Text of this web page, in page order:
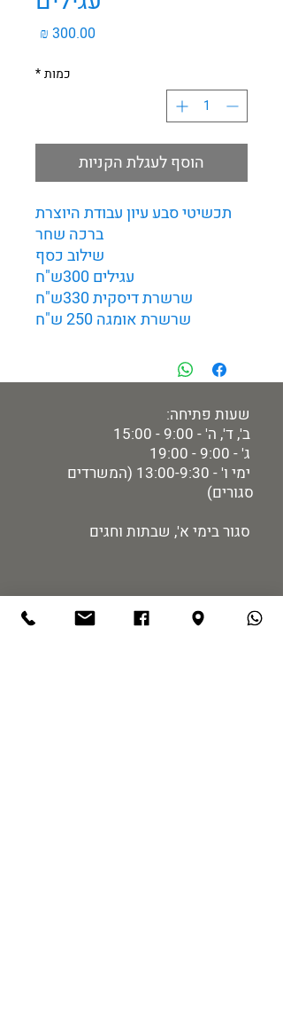
כמות*
הוסף לעגלת הקניות
תכשיטי סבע עיון עבודת היוצרת
ברכה שחר
שילוב כסף
עגילים 300ש"ח
שרשרת דיסקית 330ש"ח
שרשרת אומגה 250 ש"ח
שעות פתיחה:
ב', ד', ה' - 9:00 - 15:00
ג' - 9:00 - 19:00
ימי ו' - 13:00-9:30 (המשרדים
סגורים)
סגור בימי א', שבתות וחגים
מידע למבקר:
רכישת כרטיסים